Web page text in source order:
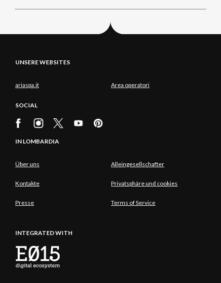
UNSERE WEBSITES
ariaspa.it Area operatori
SOCIAL
IN LOMBARDIA
Über uns Alleingesellschafter
Kontakte Privatsphäre und cookies
Presse Terms of Service
INTEGRATED WITH